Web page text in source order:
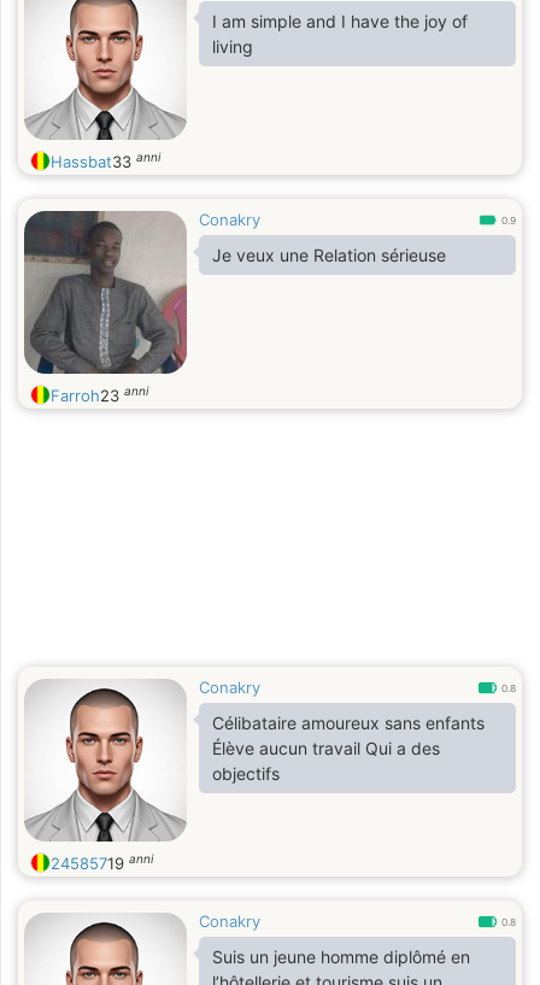
I am simple and I have the joy of
living
Hassbat33 anni
Conakry 0.9
Je veux une Relation sérieuse
Farroh23 anni
Conakry 0.8
Célibataire amoureux sans enfants
Élève aucun travail Qui a des
objectifs
24585719 anni
Conakry 0.8
Suis un jeune homme diplômé en